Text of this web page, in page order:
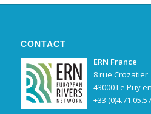
CONTACT
ERN France
8 rue Crozatier
43000 Le Puy
+33